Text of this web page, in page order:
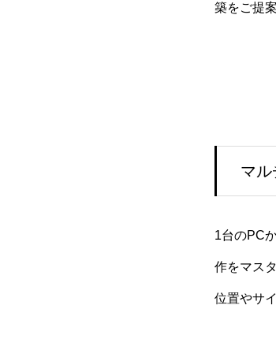
築をご提
マル
1台のPC
作をマス
位置やサ